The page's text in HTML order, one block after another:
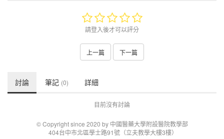
請登入後才可以評分
上一篇 下一篇
討論 筆記 (0) 詳細
目前沒有討論
© Copyright since 2020 by 中國醫藥大學附設醫院教學部
404台中市北區學士路91號（立夫教學大樓3樓）